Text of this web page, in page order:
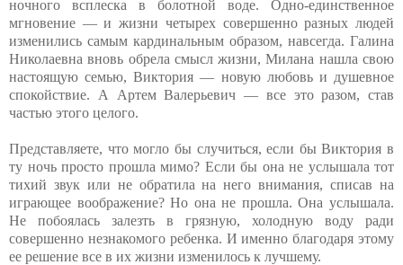
ночного всплеска в болотной воде. Одно-единственное
мгновение — и жизни четырех совершенно разных людей
изменились самым кардинальным образом, навсегда. Галина
Николаевна вновь обрела смысл жизни, Милана нашла свою
настоящую семью, Виктория — новую любовь и душевное
спокойствие. А Артем Валерьевич — все это разом, став
частью этого целого.
Представляете, что могло бы случиться, если бы Виктория в
ту ночь просто прошла мимо? Если бы она не услышала тот
тихий звук или не обратила на него внимания, списав на
играющее воображение? Но она не прошла. Она услышала.
Не побоялась залезть в грязную, холодную воду ради
совершенно незнакомого ребенка. И именно благодаря этому
ее решение все в их жизни изменилось к лучшему.